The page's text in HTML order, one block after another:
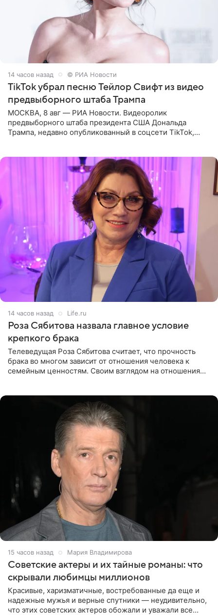
14 часов назад © РИА Новости
TikTok убрал песню Тейлор Свифт из видео
предвыборного штаба Трампа
МОСКВА, 8 авг — РИА Новости. Видеоролик
предвыборного штаба президента США Дональда
Трампа, недавно опубликованный в соцсети TikTok,
14 часов назад Life.ru
Роза Сябитова назвала главное условие
крепкого брака
Телеведущая Роза Сябитова считает, что прочность
брака во многом зависит от отношения человека к
семейным ценностям. Своим взглядом на отношения
15 часов назад Мария Владимирова
Советские актеры и их тайные романы: что
скрывали любимцы миллионов
Красивые, харизматичные, востребованные да еще и
надежные мужья и верные спутники — неудивительно,
что этих советских актеров обожали и уважали все